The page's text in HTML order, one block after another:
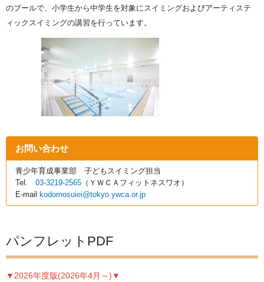
のプールで、小学生から中学生を対象にスイミングおよびアーティステ
ィックスイミングの講習を行っています。
お問い合わせ
青少年育成事業部 子どもスイミング担当
Tel. 03-3219-2565 （ＹＷＣＡフィットネスワオ）
E-mail
kodomosuiei@tokyo.ywca.or.jp
パンフレットPDF
▼2026年度版(2026年4月～)▼